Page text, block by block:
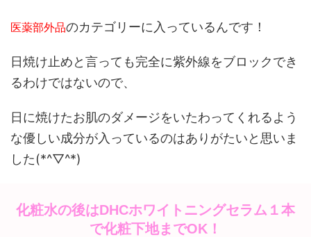
医薬部外品のカテゴリーに入っているんです！
日焼け止めと言っても完全に紫外線をブロックでき
るわけではないので、
日に焼けたお肌のダメージをいたわってくれるよう
な優しい成分が入っているのはありがたいと思いま
した(*^▽^*)
化粧水の後はDHCホワイトニングセラム１本
で化粧下地までOK！